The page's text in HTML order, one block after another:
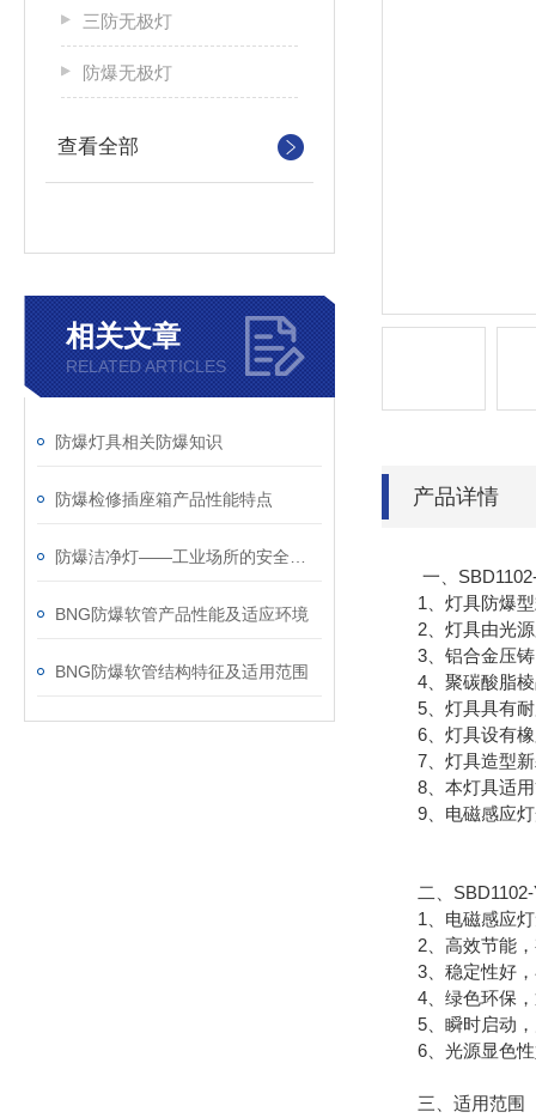
三防无极灯
防爆无极灯
查看全部
相关文章
RELATED ARTICLES
防爆灯具相关防爆知识
防爆检修插座箱产品性能特点
BNG防爆软管产品性能及适应环境
BNG防爆软管结构特征及适用范围
产品详情
一、SBD1102-
1、灯具防爆型
2、灯具由光源
3、铝合金压铸
4、聚碳酸脂棱
5、灯具具有耐
6、灯具设有橡
7、灯具造型新
8、本灯具适用
9、电磁感应灯
二、SBD1102-
1、电磁感应灯
2、高效节能，
3、稳定性好，
4、绿色环保，
5、瞬时启动，
6、光源显色性
三、适用范围